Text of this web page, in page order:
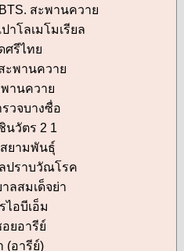
สะพานควาย
าโลเมโมเรียล
ศรีไทย
ะพานควาย
านควาย
วจบางซื่อ
นวัตร 2 1
ยามพันธุ์
ปราบวัณโรค
ลสมเด็จย่า
ไอบีเอ็ม
ยอารีย์
(อารีย์)